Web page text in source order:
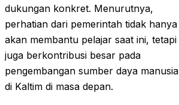
dukungan konkret. Menurutnya,
perhatian dari pemerintah tidak hanya
akan membantu pelajar saat ini, tetapi
juga berkontribusi besar pada
pengembangan sumber daya manusia
di Kaltim di masa depan.